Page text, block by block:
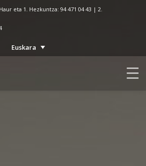
eta 1. Hezkuntza: 94 471 04 43 | 2.
Euskara